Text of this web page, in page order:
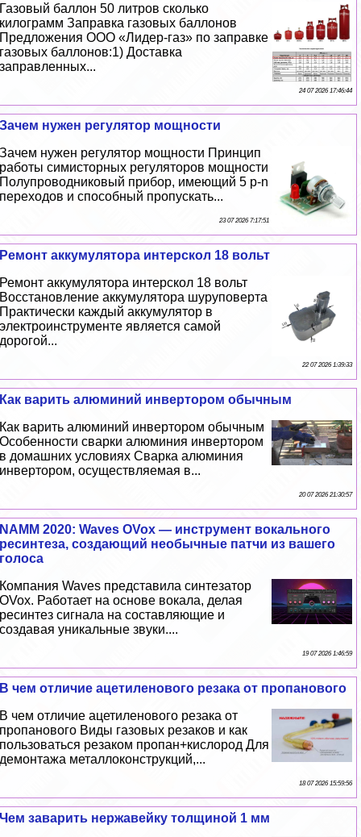
Газовый баллон 50 литров сколько
килограмм Заправка газовых баллонов
Предложения ООО «Лидер-газ» по заправке
газовых баллонов:1) Доставка
заправленных...
24 07 2026 17:46:44
Зачем нужен регулятор мощности
Зачем нужен регулятор мощности Принцип
работы симисторных регуляторов мощности
Полупроводниковый прибор, имеющий 5 p-n
переходов и способный пропускать...
23 07 2026 7:17:51
Ремонт аккумулятора интерскол 18 вольт
Ремонт аккумулятора интерскол 18 вольт
Восстановление аккумулятора шуруповерта
Пpaктически каждый аккумулятор в
электроинструменте является самой
дорогой...
22 07 2026 1:39:33
Как варить алюминий инвертором обычным
Как варить алюминий инвертором обычным
Особенности сварки алюминия инвертором
в домашних условиях Сварка алюминия
инвертором, осуществляемая в...
20 07 2026 21:30:57
NAMM 2020: Waves OVox — инструмент вокального
ресинтеза, создающий необычные патчи из вашего
голоса
Компания Waves представила синтезатор
OVox. Работает на основе вокала, делая
ресинтез сигнала на составляющие и
создавая уникальные звуки....
19 07 2026 1:46:59
В чем отличие ацетиленового резака от пропанового
В чем отличие ацетиленового резака от
пропанового Виды газовых резаков и как
пользоваться резаком пропан+кислород Для
демонтажа металлоконструкций,...
18 07 2026 15:59:56
Чем заварить нержавейку толщиной 1 мм